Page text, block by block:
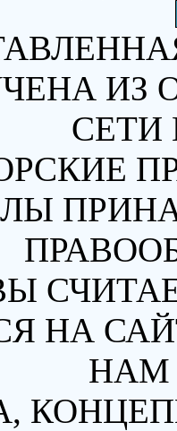
ИЗ
СЕТИ
НА
НАМ